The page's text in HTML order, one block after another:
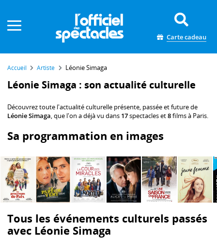
Carte cadeau
Accueil Artiste Léonie Simaga
Léonie Simaga : son actualité culturelle
Découvrez toute l'actualité culturelle présente, passée et future de
Léonie Simaga, que l'on a déjà vu dans 17spectacles et8films à Paris.
Sa programmation en images
Tous les événements culturels passés
avec Léonie Simaga